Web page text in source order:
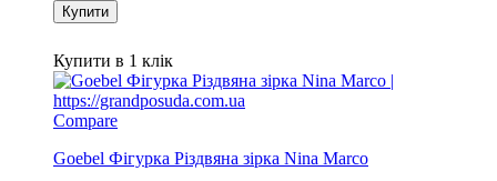
Купити
Купити в 1 клік
Compare
Goebel Фігурка Різдвяна зірка Nina Marco